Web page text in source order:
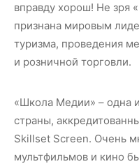
вправду хорош! Не зря
признана мировым
туризма, проведения
и розничной торговли.
«Школа Медии» – одна
страны,
Skillset Screen. Очень
мультфильмов и кино